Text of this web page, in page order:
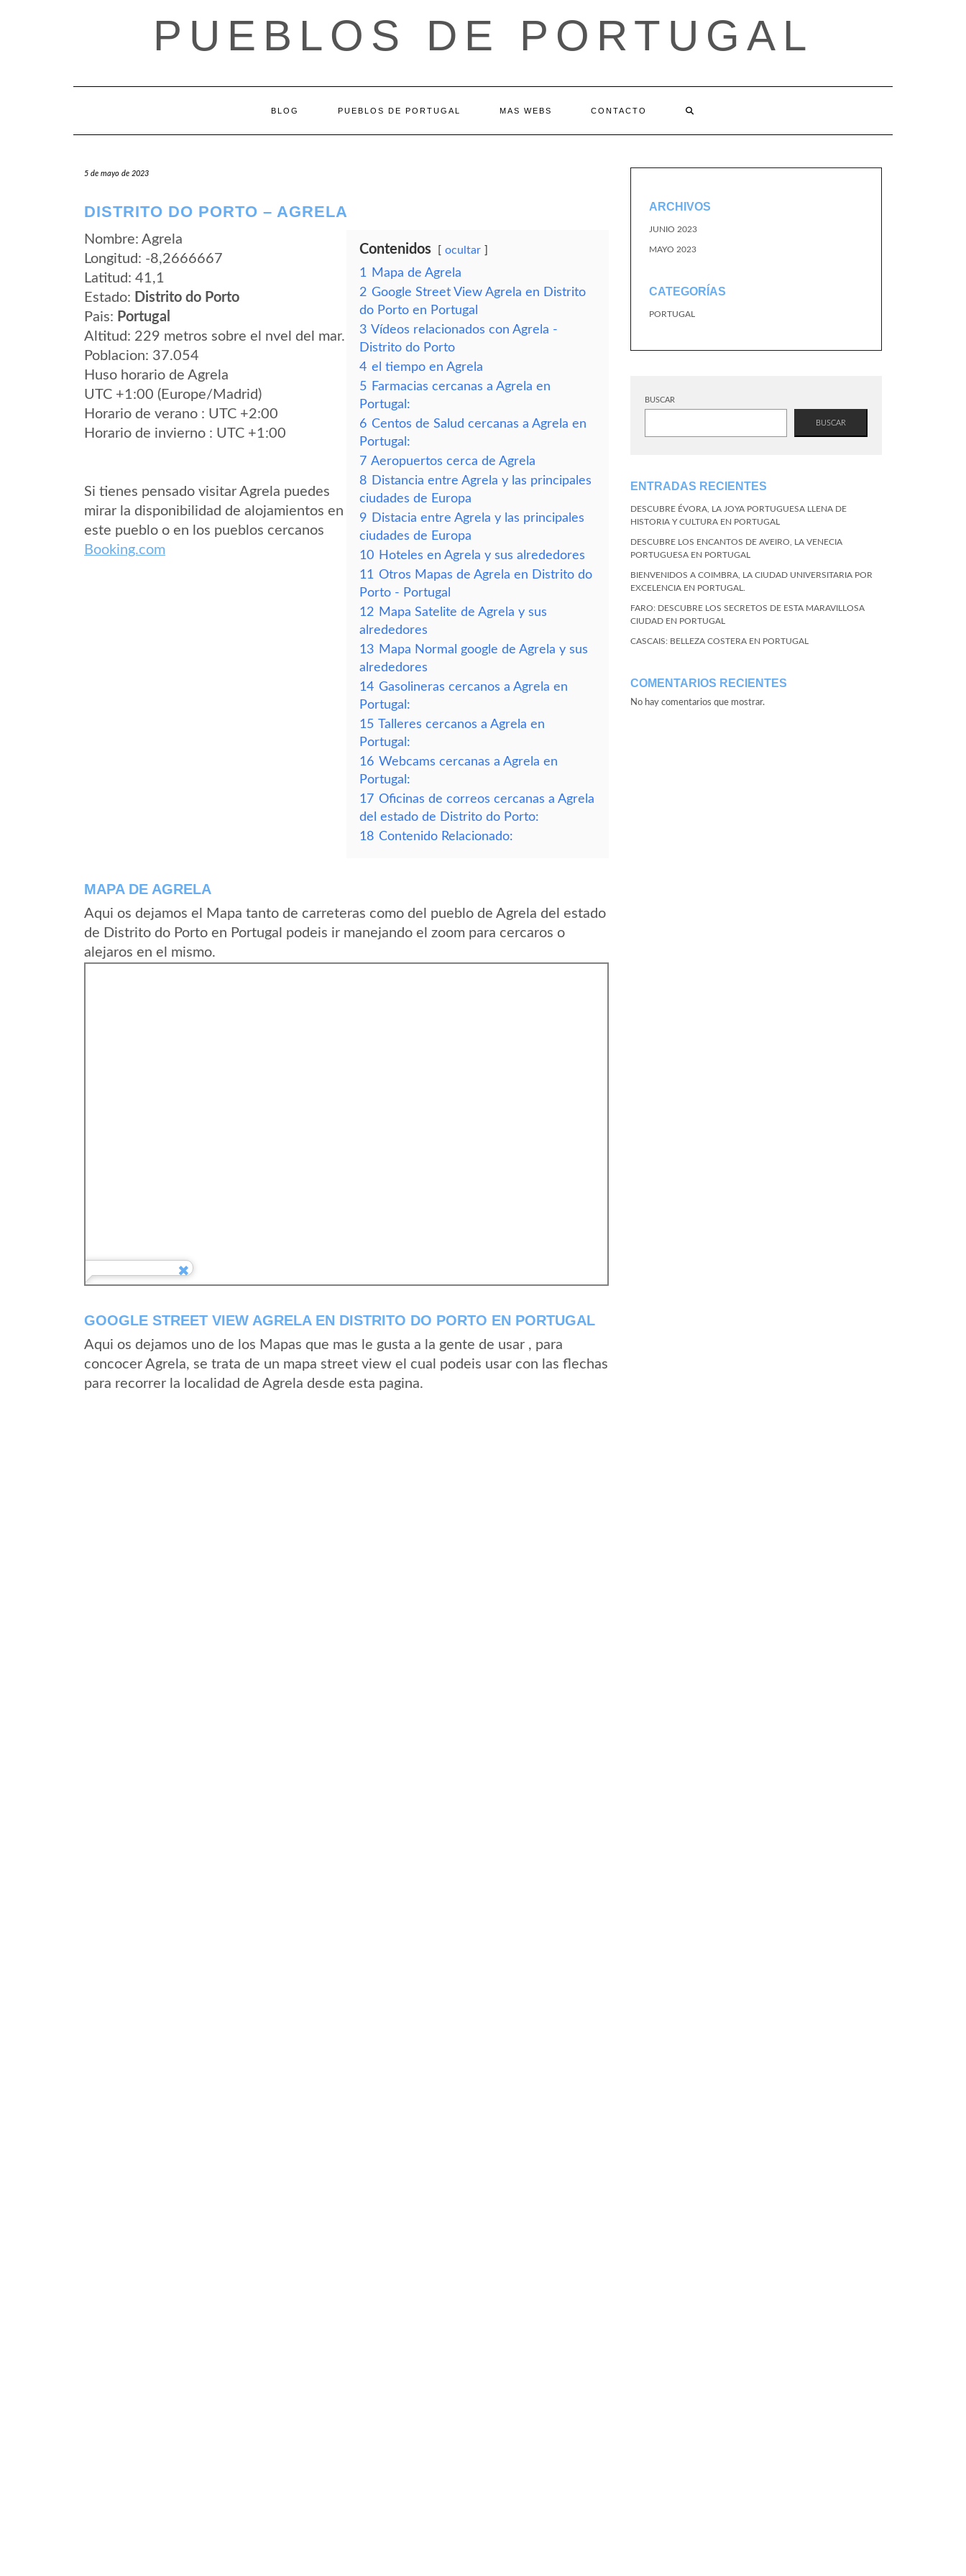
PUEBLOS DE PORTUGAL
BLOG PUEBLOS DE PORTUGAL MAS WEBS CONTACTO
5 de mayo de 2023
DISTRITO DO PORTO – AGRELA
Nombre: Agrela
Longitud: -8,2666667
Latitud: 41,1
Estado: Distrito do Porto
Pais: Portugal
Altitud: 229 metros sobre el nvel del mar.
Poblacion: 37.054
Huso horario de Agrela
UTC +1:00 (Europe/Madrid)
Horario de verano : UTC +2:00
Horario de invierno : UTC +1:00
Si tienes pensado visitar Agrela puedes
mirar la disponibilidad de alojamientos en
este pueblo o en los pueblos cercanos
Booking.com
Contenidos ocultar
1
Mapa de Agrela
2 Google Street View Agrela en Distrito
do Porto en Portugal
3 Vídeos relacionados con Agrela -
Distrito do Porto
4 el tiempo en Agrela
5 Farmacias cercanas a Agrela en
Portugal:
6 Centos de Salud cercanas a Agrela en
Portugal:
7 Aeropuertos cerca de Agrela
8 Distancia entre Agrela y las principales
ciudades de Europa
9 Distacia entre Agrela y las principales
ciudades de Europa
10 Hoteles en Agrela y sus alrededores
11 Otros Mapas de Agrela en Distrito do
Porto - Portugal
12 Mapa Satelite de Agrela y sus
alrededores
13 Mapa Normal google de Agrela y sus
alrededores
14 Gasolineras cercanos a Agrela en
Portugal:
15 Talleres cercanos a Agrela en
Portugal:
16 Webcams cercanas a Agrela en
Portugal:
17 Oficinas de correos cercanas a Agrela
del estado de Distrito do Porto:
18 Contenido Relacionado:
MAPA DE AGRELA
Aqui os dejamos el Mapa tanto de carreteras como del pueblo de Agrela del estado
de Distrito do Porto en Portugal podeis ir manejando el zoom para cercaros o
alejaros en el mismo.
GOOGLE STREET VIEW AGRELA EN DISTRITO DO PORTO EN PORTUGAL
Aqui os dejamos uno de los Mapas que mas le gusta a la gente de usar , para
concocer Agrela, se trata de un mapa street view el cual podeis usar con las flechas
para recorrer la localidad de Agrela desde esta pagina.
ARCHIVOS
JUNIO 2023
MAYO 2023
CATEGORÍAS
PORTUGAL
BUSCAR
BUSCAR
ENTRADAS RECIENTES
DESCUBRE ÉVORA, LA JOYA PORTUGUESA LLENA DE
HISTORIA Y CULTURA EN PORTUGAL
DESCUBRE LOS ENCANTOS DE AVEIRO, LA VENECIA
PORTUGUESA EN PORTUGAL
BIENVENIDOS A COIMBRA, LA CIUDAD UNIVERSITARIA POR
EXCELENCIA EN PORTUGAL.
FARO: DESCUBRE LOS SECRETOS DE ESTA MARAVILLOSA
CIUDAD EN PORTUGAL
CASCAIS: BELLEZA COSTERA EN PORTUGAL
COMENTARIOS RECIENTES
No hay comentarios que mostrar.